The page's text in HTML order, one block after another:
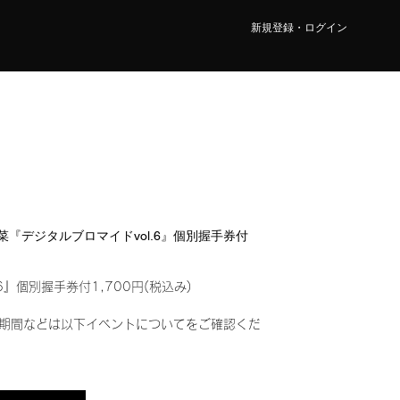
新規登録・ログイン
『デジタルブロマイドvol.6』個別握手券付
』個別握手券付1,700円(税込み)
間などは以下イベントについてをご確認くだ